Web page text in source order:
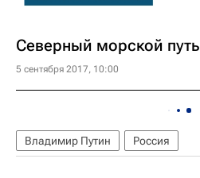
Северный морской путь
5 сентября 2017, 10:00
Владимир Путин Россия